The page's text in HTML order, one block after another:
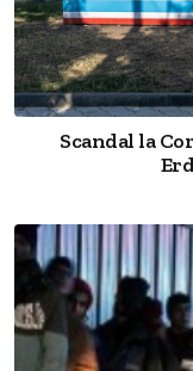
Scandal la